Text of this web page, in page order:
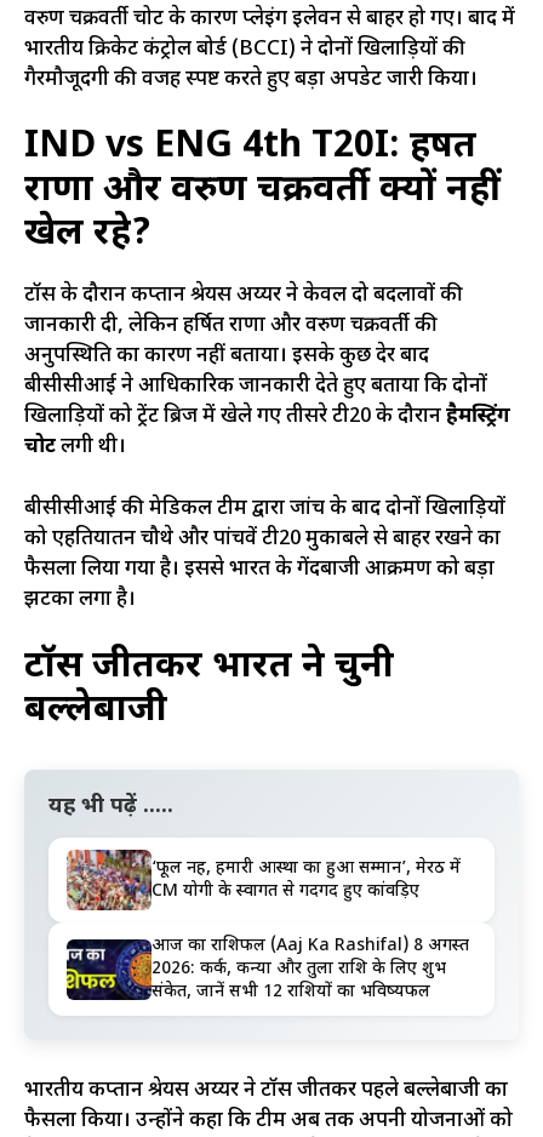
वरुण चक्रवर्ती चोट के कारण प्लेइंग इलेवन से बाहर हो गए। बाद में
भारतीय क्रिकेट कंट्रोल बोर्ड (BCCI) ने दोनों खिलाड़ियों की
गैरमौजूदगी की वजह स्पष्ट करते हुए बड़ा अपडेट जारी किया।
IND vs ENG 4th T20I: हर्षित
राणा और वरुण चक्रवर्ती क्यों नहीं
खेल रहे?
टॉस के दौरान कप्तान श्रेयस अय्यर ने केवल दो बदलावों की
जानकारी दी, लेकिन हर्षित राणा और वरुण चक्रवर्ती की
अनुपस्थिति का कारण नहीं बताया। इसके कुछ देर बाद
बीसीसीआई ने आधिकारिक जानकारी देते हुए बताया कि दोनों
खिलाड़ियों को ट्रेंट ब्रिज में खेले गए तीसरे टी20 के दौरानहैमस्ट्रिंग
चोटलगी थी।
बीसीसीआई की मेडिकल टीम द्वारा जांच के बाद दोनों खिलाड़ियों
को एहतियातन चौथे और पांचवें टी20 मुकाबले से बाहर रखने का
फैसला लिया गया है। इससे भारत के गेंदबाजी आक्रमण को बड़ा
झटका लगा है।
टॉस जीतकर भारत ने चुनी
बल्लेबाजी
यह भी पढ़ें .....
‘फूल नहीं, हमारी आस्था का हुआ सम्मान’, मेरठ में
CM योगी के स्वागत से गदगद हुए कांवड़िए
आज का राशिफल (Aaj Ka Rashifal) 8 अगस्त
2026: कर्क, कन्या और तुला राशि के लिए शुभ
संकेत, जानें सभी 12 राशियों का भविष्यफल
भारतीय कप्तान श्रेयस अय्यर ने टॉस जीतकर पहले बल्लेबाजी का
फैसला किया। उन्होंने कहा कि टीम अब तक अपनी योजनाओं को